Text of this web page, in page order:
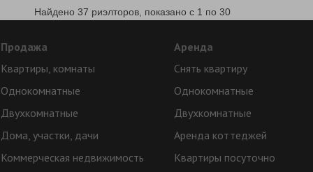
Найдено 37 риэлторов, показано с 1 по 30
Продажа
Аренда
Квартиры, комнаты
Однокомнатные
Двухкомнатные
Дома, участки, дачи
Коммерческая недвижимость
Снять квартиру
Однокомнатные
Двухкомнатные
Аренда коттеджей
Квартиры посуточно